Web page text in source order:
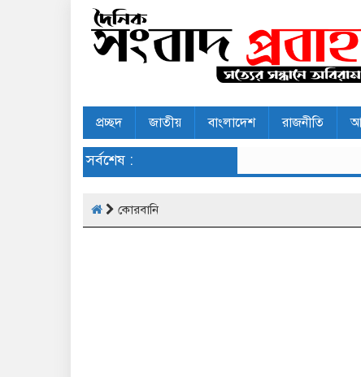
প্রচ্ছদ জাতীয় বাংলাদেশ রাজনীতি
সর্বশেষ :
কোরবানি